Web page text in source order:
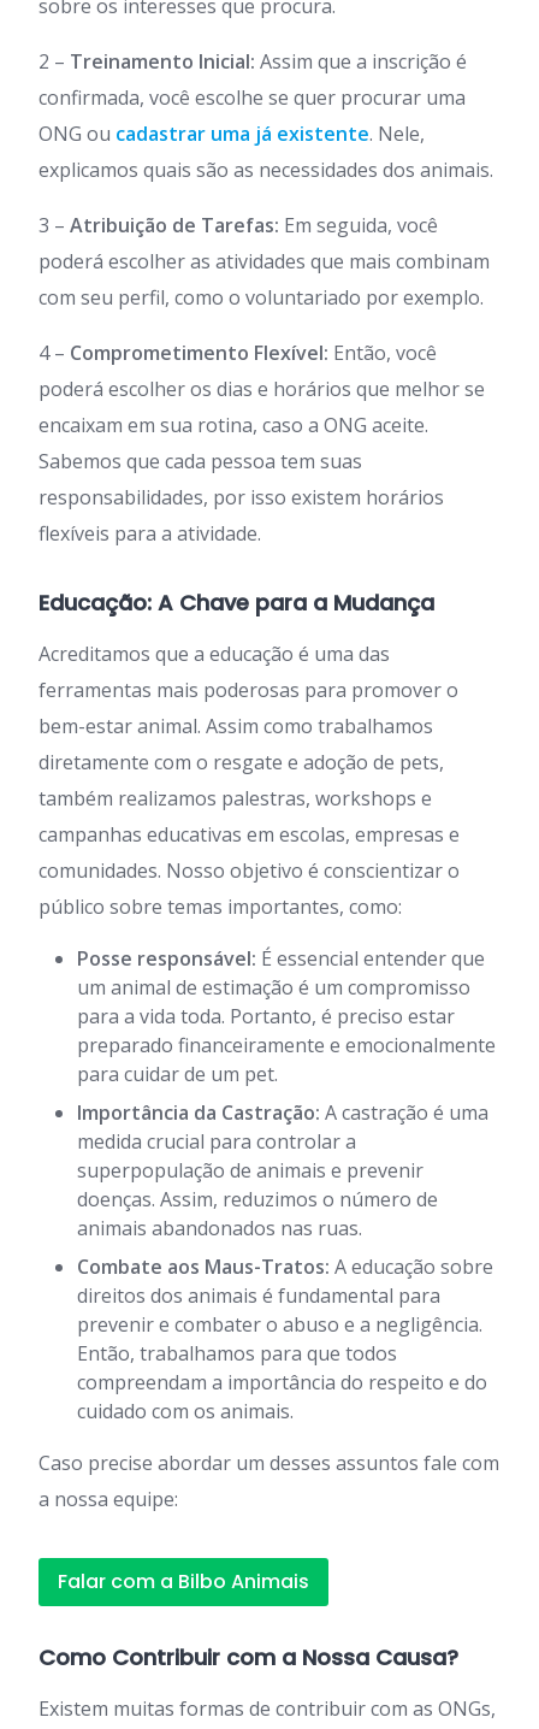
sobre os interesses que procura.
2 – Treinamento Inicial: Assim que a inscrição é
confirmada, você escolhe se quer procurar uma
ONG ou cadastrar uma já existente. Nele,
explicamos quais são as necessidades dos animais.
3 – Atribuição de Tarefas: Em seguida, você
poderá escolher as atividades que mais combinam
com seu perfil, como o voluntariado por exemplo.
4 – Comprometimento Flexível: Então, você
poderá escolher os dias e horários que melhor se
encaixam em sua rotina, caso a ONG aceite.
Sabemos que cada pessoa tem suas
responsabilidades, por isso existem horários
flexíveis para a atividade.
Educação: A Chave para a Mudança
Acreditamos que a educação é uma das
ferramentas mais poderosas para promover o
bem-estar animal. Assim como trabalhamos
diretamente com o resgate e adoção de pets,
também realizamos palestras, workshops e
campanhas educativas em escolas, empresas e
comunidades. Nosso objetivo é conscientizar o
público sobre temas importantes, como:
Posse responsável: É essencial entender que
um animal de estimação é um compromisso
para a vida toda. Portanto, é preciso estar
preparado financeiramente e emocionalmente
para cuidar de um pet.
Importância da Castração: A castração é uma
medida crucial para controlar a
superpopulação de animais e prevenir
doenças. Assim, reduzimos o número de
animais abandonados nas ruas.
Combate aos Maus-Tratos: A educação sobre
direitos dos animais é fundamental para
prevenir e combater o abuso e a negligência.
Então, trabalhamos para que todos
compreendam a importância do respeito e do
cuidado com os animais.
Caso precise abordar um desses assuntos fale com
a nossa equipe:
Falar com a Bilbo Animais
Como Contribuir com a Nossa Causa?
Existem muitas formas de contribuir com as ONGs,